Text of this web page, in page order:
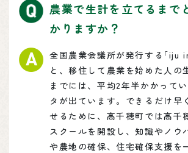
農業で生計を立てるまで
かりますか？
全国農業会議所が発行する｢iju
と、移住して農業を始めた人の
までには、平均2年半かかって
タが出ています。できるだけ早
せるために、高千穂町では高千
スクールを開設し、知識やノウ
や農地の確保、住宅確保支援を